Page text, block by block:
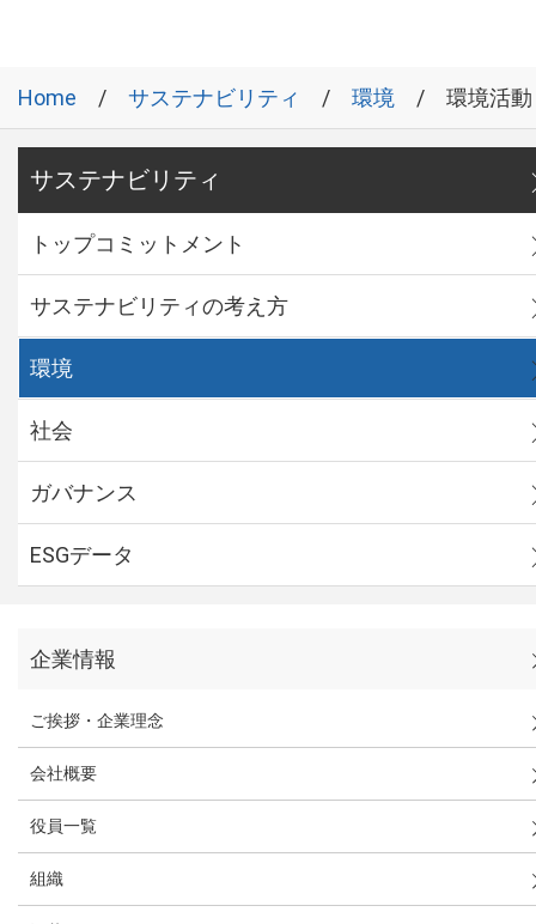
Home サステナビリティ 環境 環境活
サステナビリティ
トップコミットメント
サステナビリティの考え方
環境
社会
ガバナンス
ESGデータ
企業情報
ご挨拶・企業理念
会社概要
役員一覧
組織